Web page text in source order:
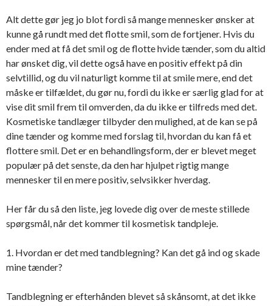
Alt dette gør jeg jo blot fordi så mange mennesker ønsker at
kunne gå rundt med det flotte smil, som de fortjener. Hvis du
ender med at få det smil og de flotte hvide tænder, som du altid
har ønsket dig, vil dette også have en positiv effekt på din
selvtillid, og du vil naturligt komme til at smile mere, end det
måske er tilfældet, du gør nu, fordi du ikke er særlig glad for at
vise dit smil frem til omverden, da du ikke er tilfreds med det.
Kosmetiske tandlæger tilbyder den mulighed, at de kan se på
dine tænder og komme med forslag til, hvordan du kan få et
flottere smil. Det er en behandlingsform, der er blevet meget
populær på det senste, da den har hjulpet rigtig mange
mennesker til en mere positiv, selvsikker hverdag.
Her får du så den liste, jeg lovede dig over de meste stillede
spørgsmål, når det kommer til kosmetisk tandpleje.
1. Hvordan er det med tandblegning? Kan det gå ind og skade
mine tænder?
Tandblegning er efterhånden blevet så skånsomt, at det ikke